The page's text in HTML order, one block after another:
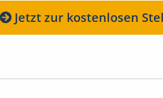
Jetzt zur kostenlosen